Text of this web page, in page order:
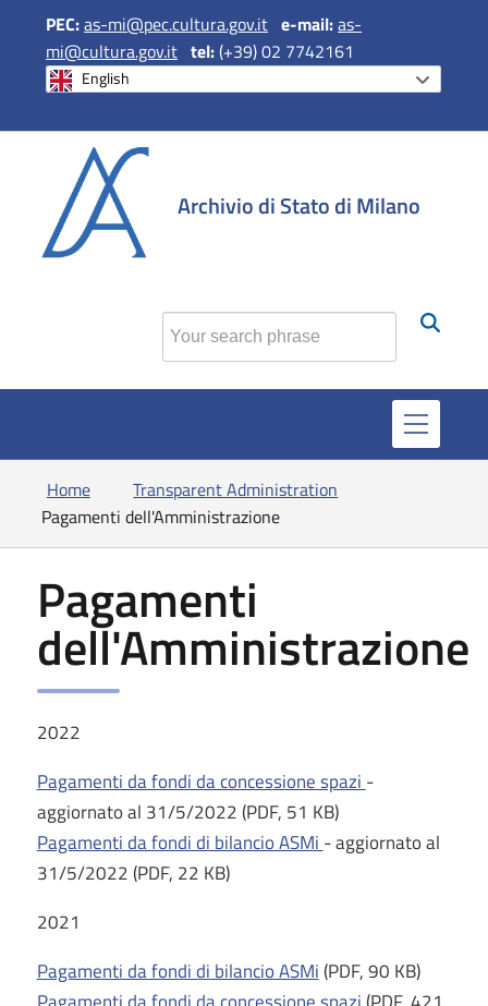
PEC:as-mi@pec.cultura.gov.it e-mail:as-
mi@cultura.gov.it tel:(+39) 02 7742161
English
Archivio di Stato di Milano
Find
Home
Transparent Administration
Pagamenti dell'Amministrazione
Pagamenti
dell'Amministrazione
2022
Pagamenti da fondi da concessione spazi -
aggiornato al 31/5/2022 (PDF, 51 KB)
Pagamenti da fondi di bilancio ASMi - aggiornato al
31/5/2022 (PDF, 22 KB)
2021
Pagamenti da fondi di bilancio ASMi(PDF, 90 KB)